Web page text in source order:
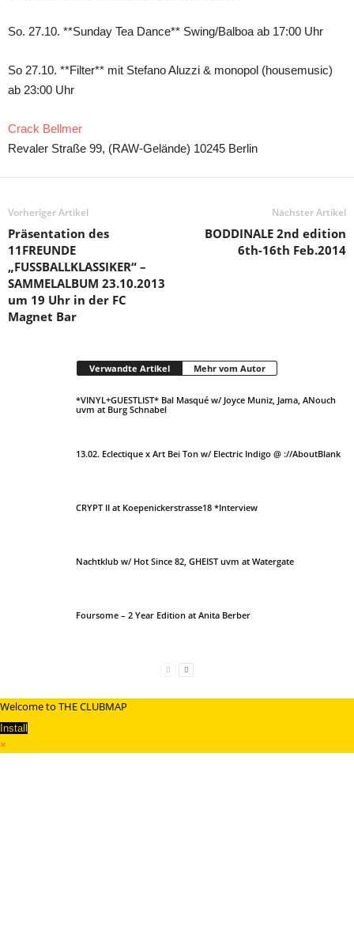
So. 27.10. **Sunday Tea Dance** Swing/Balboa ab 17:00 Uhr
So 27.10. **Filter** mit Stefano Aluzzi & monopol (housemusic)
ab 23:00 Uhr
Crack Bellmer
Revaler Straße 99, (RAW-Gelände) 10245 Berlin
Vorheriger Artikel
Präsentation des
11FREUNDE
„FUSSBALLKLASSIKER“ –
SAMMELALBUM 23.10.2013
um 19 Uhr in der FC
Magnet Bar
Nächster Artikel
BODDINALE 2nd edition
6th-16th Feb.2014
Verwandte Artikel Mehr vom Autor
*VINYL+GUESTLIST* Bal Masqué w/ Joyce Muniz, Jama, ANouch
uvm at Burg Schnabel
13.02. Eclectique x Art Bei Ton w/ Electric Indigo @ ://AboutBlank
CRYPT II at Koepenickerstrasse18 *Interview
Nachtklub w/ Hot Since 82, GHEIST uvm at Watergate
Foursome – 2 Year Edition at Anita Berber
Welcome to THE CLUBMAP
Install
×